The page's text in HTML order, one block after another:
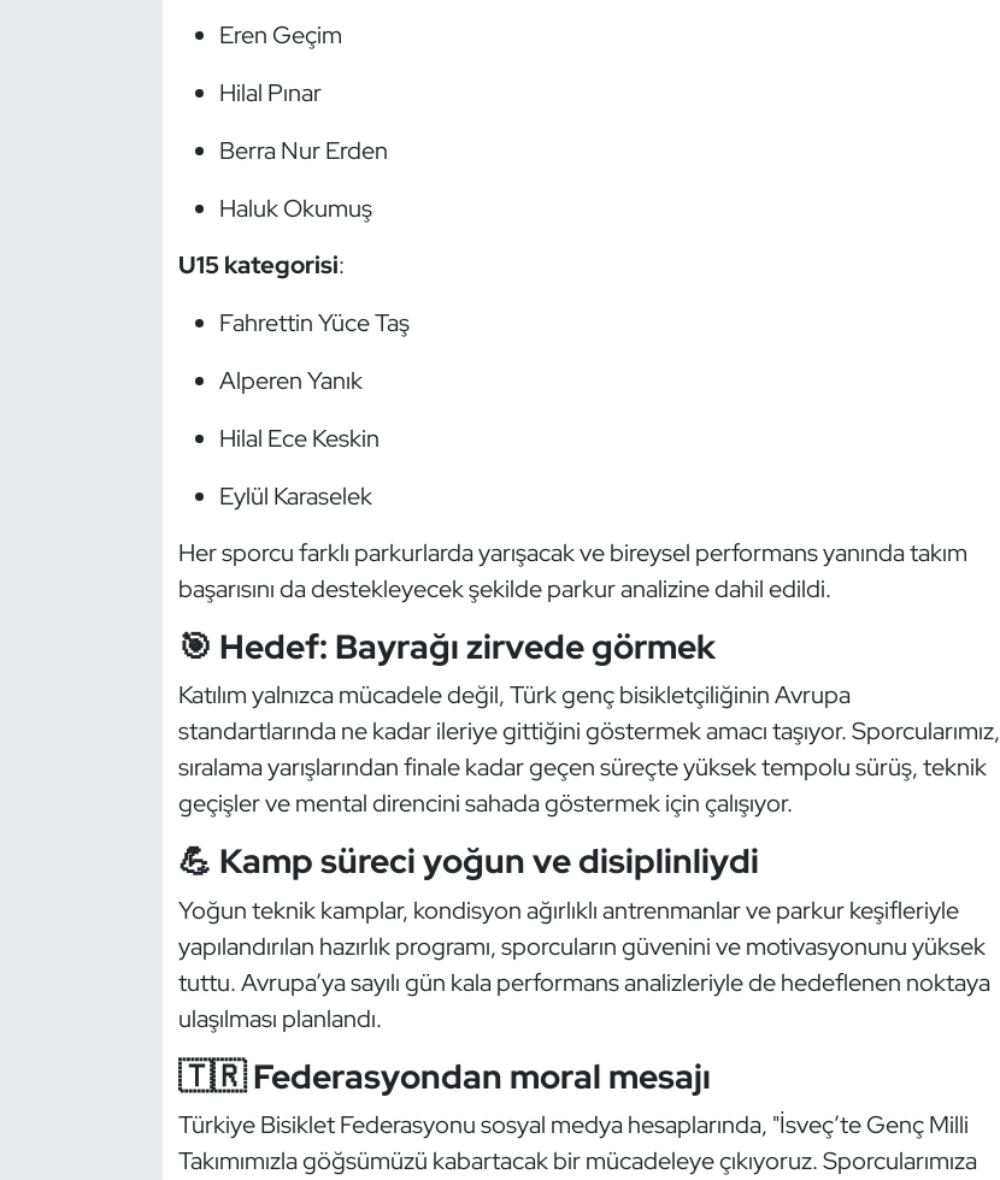
Eren Geçim
Hilal Pınar
Berra Nur Erden
Haluk Okumuş
U15 kategorisi:
Fahrettin Yüce Taş
Alperen Yanık
Hilal Ece Keskin
Eylül Karaselek
Her sporcu farklı parkurlarda yarışacak ve bireysel performans yanında takım
başarısını da destekleyecek şekilde parkur analizine dahil edildi.
🎯 Hedef: Bayrağı zirvede görmek
Katılım yalnızca mücadele değil, Türk genç bisikletçiliğinin Avrupa
standartlarında ne kadar ileriye gittiğini göstermek amacı taşıyor. Sporcularımız,
sıralama yarışlarından finale kadar geçen süreçte yüksek tempolu sürüş, teknik
geçişler ve mental direncini sahada göstermek için çalışıyor.
💪 Kamp süreci yoğun ve disiplinliydi
Yoğun teknik kamplar, kondisyon ağırlıklı antrenmanlar ve parkur keşifleriyle
yapılandırılan hazırlık programı, sporcuların güvenini ve motivasyonunu yüksek
tuttu. Avrupa’ya sayılı gün kala performans analizleriyle de hedeflenen noktaya
ulaşılması planlandı.
🇹🇷 Federasyondan moral mesajı
Türkiye Bisiklet Federasyonu sosyal medya hesaplarında, "İsveç’te Genç Milli
Takımımızla göğsümüzü kabartacak bir mücadeleye çıkıyoruz. Sporcularımıza
Sualtı Sporları